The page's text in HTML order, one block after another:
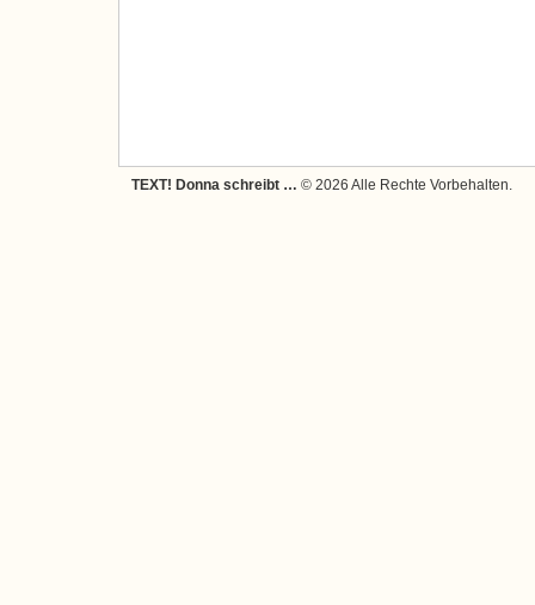
TEXT! Donna schreibt … © 2026 Alle Rechte Vorbehalten.